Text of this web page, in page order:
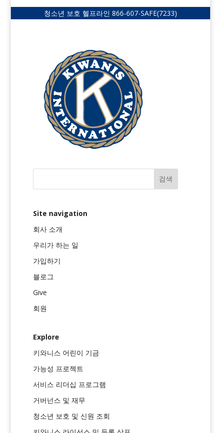
청소년 보호 헬프라인 866-607-SAFE(7233)
Site navigation
회사 소개
우리가 하는 일
가입하기
블로그
Give
회원
Explore
키와니스 어린이 기금
가능성 프로젝트
서비스 리더십 프로그램
거버넌스 및 재무
청소년 보호 및 신원 조회